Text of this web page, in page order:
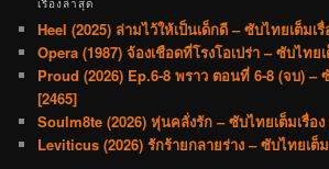
เรื่องล่าสุด
Heel (2025) ล่ามไว้ให้เป็นเด็กดี – ซับไทยเต็มเรื่
Opera (1987) จ้องเชือดที่โรงโอเปร่า – ซับไทย
Proud (2026) Ep.6-8 พราว ตอนที่ 6-8 (จบ) –
[2465]
Soulm8te (2026) หุ่นคลั่งรัก – ซับไทยเต็มเรื่อง
Leviticus (2026) รักร้ายกลายร่าง – ซับไทยเต็ม